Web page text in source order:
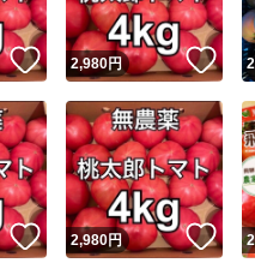
取引
いいね！
2,980円 い
いいね！
2,980円 い